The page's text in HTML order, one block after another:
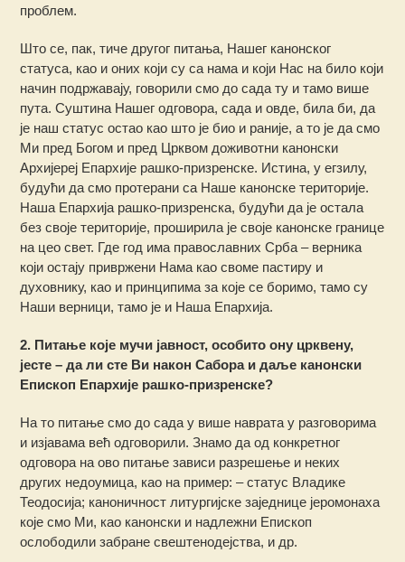
проблем.
Што се, пак, тиче другог питања, Нашег канонског
статуса, као и оних који су са нама и који Нас на било који
начин подржавају, говорили смо до сада ту и тамо више
пута. Суштина Нашег одговора, сада и овде, била би, да
је наш статус остао као што је био и раније, а то је да смо
Ми пред Богом и пред Црквом доживотни канонски
Архијереј Епархије рашко-призренске. Истина, у егзилу,
будући да смо протерани са Наше канонске територије.
Наша Епархија рашко-призренска, будући да је остала
без своје територије, проширила је своје канонске границе
на цео свет. Где год има православних Срба – верника
који остају привржени Нама као своме пастиру и
духовнику, као и принципима за које се боримо, тамо су
Наши верници, тамо је и Наша Епархија.
2. Питање које мучи јавност, особито ону црквену,
јесте – да ли сте Ви након Сабора и даље канонски
Епископ Епархије рашко-призренске?
На то питање смо до сада у више наврата у разговорима
и изјавама већ одговорили. Знамо да од конкретног
одговора на ово питање зависи разрешење и неких
других недоумица, као на пример: – статус Владике
Теодосија; каноничност литургијске заједнице јеромонаха
које смо Ми, као канонски и надлежни Епископ
ослободили забране свештенодејства, и др.